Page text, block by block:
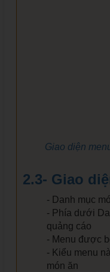
Giao diện
2.3- Giao
- Danh mục
- Phía dưới
quảng cáo
- Menu được
- Kiểu menu
món ăn